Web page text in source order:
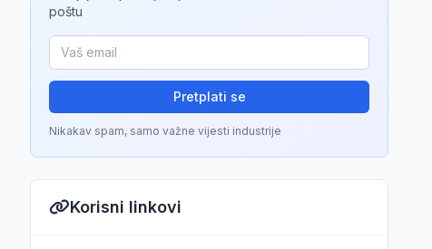
poštu
Pretplati se
Nikakav spam, samo važne vijesti industrije
Korisni linkovi